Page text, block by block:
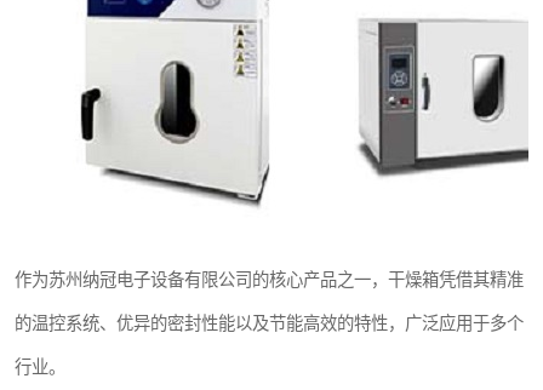
作为苏州纳冠电子设备有限公司的核心产品之一，干燥箱凭借其精准
的温控系统、优异的密封性能以及节能高效的特性，广泛应用于多个
行业。